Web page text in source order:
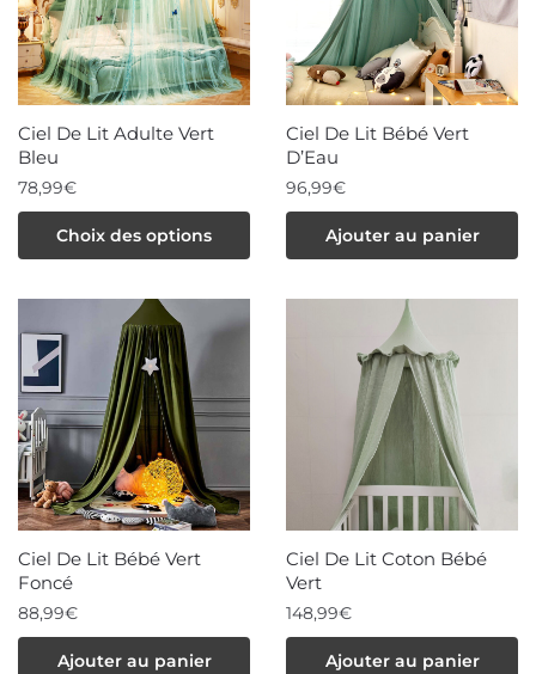
choisies
sur
la
page
du
produit
Ciel De Lit Adulte Vert
Bleu
78,99€
Choix des options
produit
variations.
Les
options
peuvent
être
choisies
sur
page
Ciel De Lit Bébé Vert
D’Eau
96,99€
Ajouter au panier
Ciel De Lit Bébé Vert
Foncé
88,99€
Ajouter au panier
Ciel De Lit Coton Bébé
Vert
148,99€
Ajouter au panier